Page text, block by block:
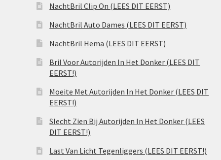
NachtBril Clip On (LEES DIT EERST)
NachtBril Auto Dames (LEES DIT EERST)
NachtBril Hema (LEES DIT EERST)
Bril Voor Autorijden In Het Donker (LEES DIT
EERST!)
Moeite Met Autorijden In Het Donker (LEES DIT
EERST!)
Slecht Zien Bij Autorijden In Het Donker (LEES
DIT EERST!)
Last Van Licht Tegenliggers (LEES DIT EERST!)